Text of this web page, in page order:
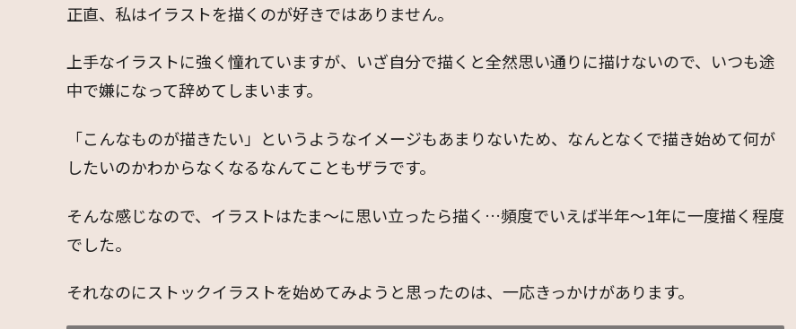
正直、私はイラストを描くのが好きではありません。
上手なイラストに強く憧れていますが、いざ自分で描くと全然思い通りに描けないので、いつも途
中で嫌になって辞めてしまいます。
「こんなものが描きたい」というようなイメージもあまりないため、なんとなくで描き始めて何が
したいのかわからなくなるなんてこともザラです。
そんな感じなので、イラストはたま～に思い立ったら描く…頻度でいえば半年〜1年に一度描く程度
でした。
それなのにストックイラストを始めてみようと思ったのは、一応きっかけがあります。